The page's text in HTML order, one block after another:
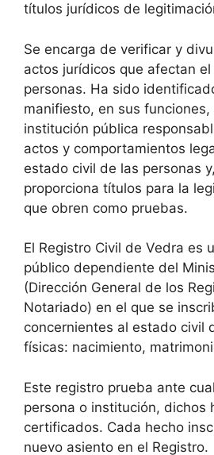
títulos jurídicos de
Se encarga de verificar y
actos jurídicos que afectan
personas. Ha sido
manifiesto, en sus funciones,
institución pública
actos y comportamientos
estado civil de las personas
proporciona títulos para la
que obren como pruebas.
El Registro Civil de Vedra es
público dependiente del
(Dirección General de los
Notariado) en el que se
concernientes al estado civil
físicas: nacimiento,
Este registro prueba ante
persona o institución, dichos
certificados. Cada hecho
nuevo asiento en el Registro.